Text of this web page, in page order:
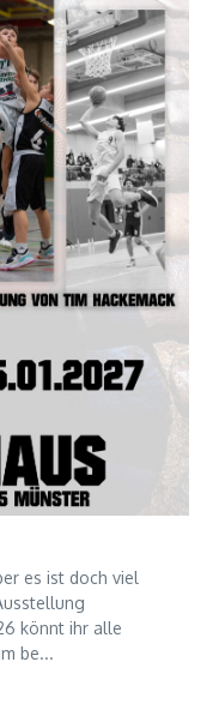
es ist doch viel
könnt ihr alle
be...